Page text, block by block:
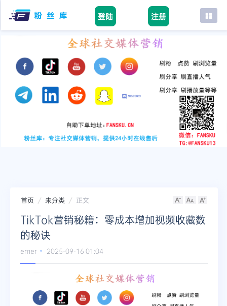
登陆 注册
首页
tiktok
youtube
instagram
首页 未分类 正文
TikTok营销秘籍：零成本增加视频收藏数
的秘诀
emer 2025-09-16 01:04